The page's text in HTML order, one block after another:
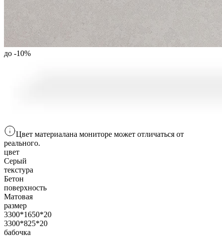
до -10%
Цвет материалана мониторе может отличаться от
реального.
цвет
Серый
текстура
Бетон
поверхность
Матовая
размер
3300*1650*20
3300*825*20
бабочка